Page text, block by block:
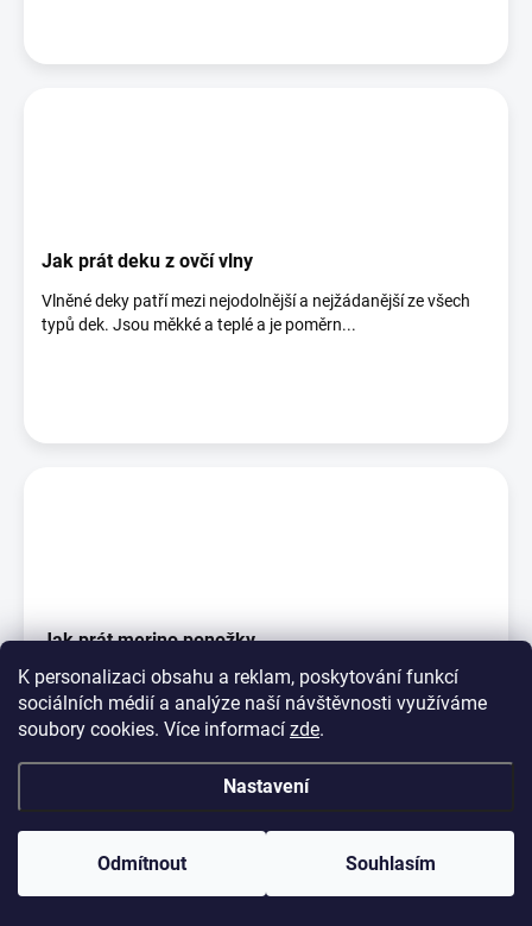
K personalizaci obsahu a reklam, poskytování funkcí
sociálních médií a analýze naší návštěvnosti využíváme
soubory cookies. Více informací zde.
Nastavení
Odmítnout Souhlasím
Jak prát deku z ovčí vlny
Vlněné deky patří mezi nejodolnější a nejžádanější ze všech
typů dek. Jsou měkké a teplé a je poměrn...
Jak prát merino ponožky
Na rozdíl od jiných vláken ta vlněná jsou pachu odolná, což
znamená, že vlněné ponožky nejsou po noš...